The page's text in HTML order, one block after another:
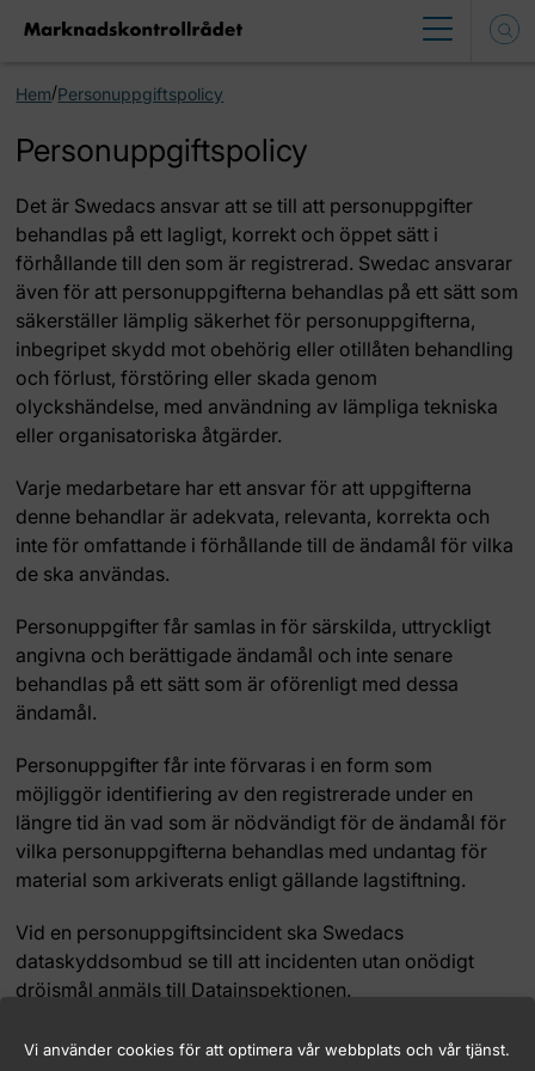
Vi använder cookies för att optimera vår webbplats och vår tjänst.
Hem/Personuppgiftspolicy
Personuppgiftspolicy
Det är Swedacs ansvar att se till att personuppgifter
behandlas på ett lagligt, korrekt och öppet sätt i
förhållande till den som är registrerad. Swedac ansvarar
även för att personuppgifterna behandlas på ett sätt som
säkerställer lämplig säkerhet för personuppgifterna,
inbegripet skydd mot obehörig eller otillåten behandling
och förlust, förstöring eller skada genom
olyckshändelse, med användning av lämpliga tekniska
eller organisatoriska åtgärder.
Varje medarbetare har ett ansvar för att uppgifterna
denne behandlar är adekvata, relevanta, korrekta och
inte för omfattande i förhållande till de ändamål för vilka
de ska användas.
Personuppgifter får samlas in för särskilda, uttryckligt
angivna och berättigade ändamål och inte senare
behandlas på ett sätt som är oförenligt med dessa
ändamål.
Personuppgifter får inte förvaras i en form som
möjliggör identifiering av den registrerade under en
längre tid än vad som är nödvändigt för de ändamål för
vilka personuppgifterna behandlas med undantag för
material som arkiverats enligt gällande lagstiftning.
Vid en personuppgiftsincident ska Swedacs
dataskyddsombud se till att incidenten utan onödigt
dröjsmål anmäls till Datainspektionen.